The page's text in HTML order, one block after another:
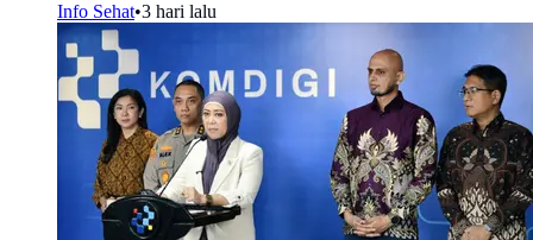
Info Sehat•3 hari lalu